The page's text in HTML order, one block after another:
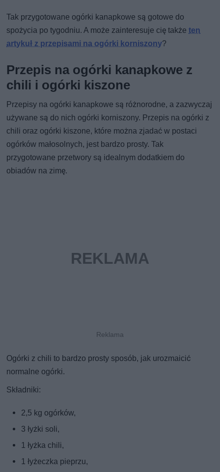
Tak przygotowane ogórki kanapkowe są gotowe do
spożycia po tygodniu. A może zainteresuje cię takżeten
artykuł z przepisami na ogórki korniszony?
Przepis na ogórki kanapkowe z
chili i ogórki kiszone
Przepisy na ogórki kanapkowe są różnorodne, a zazwyczaj
używane są do nich ogórki korniszony. Przepis na ogórki z
chili oraz ogórki kiszone, które można zjadać w postaci
ogórków małosolnych, jest bardzo prosty. Tak
przygotowane przetwory są idealnym dodatkiem do
obiadów na zimę.
Ogórki z chili to bardzo prosty sposób, jak urozmaicić
normalne ogórki.
Składniki:
2,5 kg ogórków,
3 łyżki soli,
1 łyżka chili,
1 łyżeczka pieprzu,